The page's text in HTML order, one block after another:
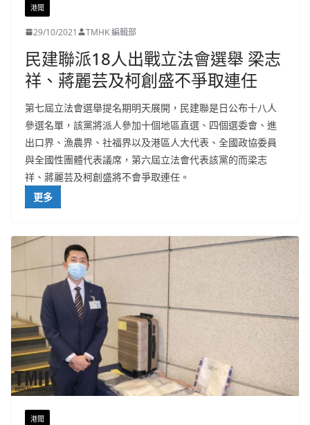
港聞
29/10/2021 TMHK 編輯部
民建聯派18人出戰立法會選舉 梁志
祥、蔣麗芸及柯創盛不爭取連任
第七屆立法會選舉提名期明天展開，民建聯是日公布十八人
參選名單，該黨將派人參加十個地區直選、四個選委會、進
出口界、漁農界、社福界以及港區人大代表、全國政協委員
與全國性團體代表議席，第六屆立法會代表該黨的而梁志
祥、蔣麗芸及柯創盛將不會爭取連任。
更多
港聞